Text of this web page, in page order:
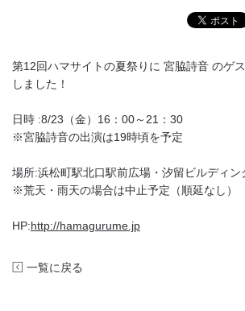
第12回ハマサイトの夏祭りに 宮脇詩音 のゲ
しました！
日時 :8/23（金）16：00～21：30
※宮脇詩音の出演は19時頃を予定
場所:浜松町駅北口駅前広場・汐留ビルディン
※荒天・雨天の場合は中止予定（順延なし）
HP:http://hamagurume.jp
一覧に戻る